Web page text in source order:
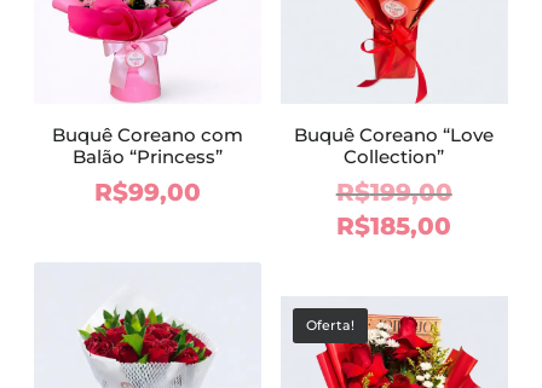
Buquê Coreano com
Balão “Princess”
R$99,00
Buquê Coreano “Love
Collection”
R$199,00O
R$185,00
Oferta!